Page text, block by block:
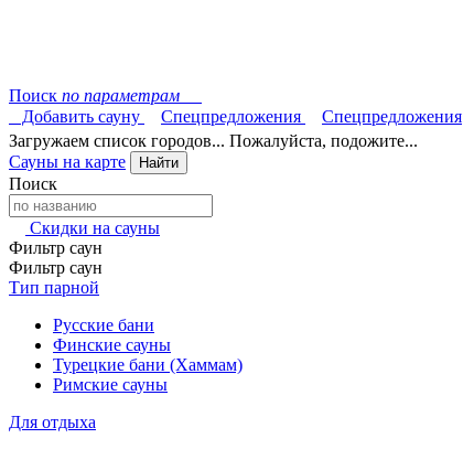
Поиск по параметрам
Добавить сауну
Спецпредложения
Спецпредложения
Загружаем список городов... Пожалуйста, подожите...
Сауны на карте
Найти
Поиск
Скидки на сауны
Фильтр саун
Фильтр саун
Тип парной
Русские бани
Финские сауны
Турецкие бани (Хаммам)
Римские сауны
Для отдыха